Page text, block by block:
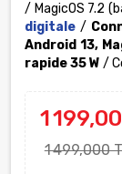
/ MagicOS 7.2
digitale /
Android 13,
rapide 35 W /
1
1 499,000